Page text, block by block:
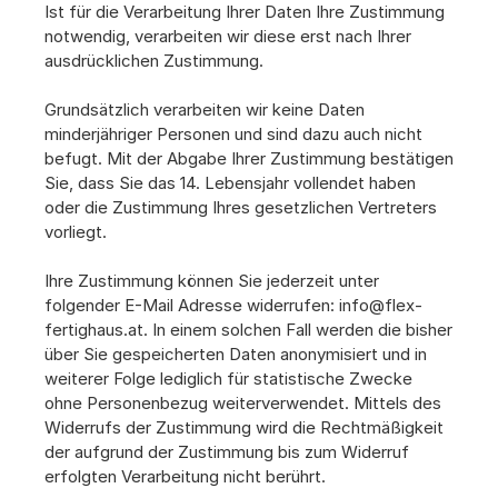
Ist für die Verarbeitung Ihrer Daten Ihre Zustimmung
notwendig, verarbeiten wir diese erst nach Ihrer
ausdrücklichen Zustimmung.
Grundsätzlich verarbeiten wir keine Daten
minderjähriger Personen und sind dazu auch nicht
befugt. Mit der Abgabe Ihrer Zustimmung bestätigen
Sie, dass Sie das 14. Lebensjahr vollendet haben
oder die Zustimmung Ihres gesetzlichen Vertreters
vorliegt.
Ihre Zustimmung können Sie jederzeit unter
folgender E-Mail Adresse widerrufen: info@flex-
fertighaus.at. In einem solchen Fall werden die bisher
über Sie gespeicherten Daten anonymisiert und in
weiterer Folge lediglich für statistische Zwecke
ohne Personenbezug weiterverwendet. Mittels des
Widerrufs der Zustimmung wird die Rechtmäßigkeit
der aufgrund der Zustimmung bis zum Widerruf
erfolgten Verarbeitung nicht berührt.